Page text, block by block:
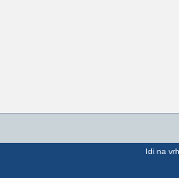
Idi na vrh